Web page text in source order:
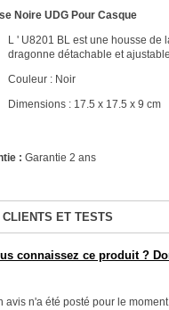
Noire UDG Pour Casque
L ' U8201 BL est une housse de
dragonne détachable et
Couleur : Noir
Dimensions : 17.5 x 17.5 x 9 cm
: Garantie 2 ans
CLIENTS ET TESTS
connaissez ce produit ?
avis n'a été posté pour le moment.